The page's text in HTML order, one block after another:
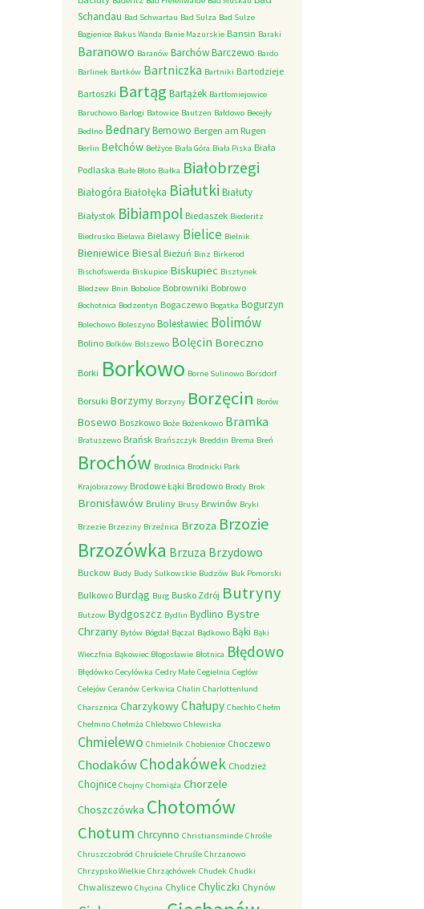
Schandau Bad Schwartau Bad Sulza Bad Sulze
Bagienice Bakus Wanda Banie Mazurskie Bansin Baraki
Baranowo Baranów BarchówBarczewo Bardo
Barlinek Bartków Bartniczka Bartniki Bartodzieje
Bartoszki Bartąg Bartążek Bartłomiejowice
Baruchowo Barłogi Batowice Bautzen Bałdowo Becejły
Bedlno BednaryBemowo Bergen am Rugen
Berlin Bełchów Bełżyce Biała Góra Biała Piska Biała
Podlaska Białe Błoto Białka Białobrzegi
Białogóra Białołęka Białutki Białuty
Białystok Bibiampol Biedaszek Biederitz
Biedrusko Bielawa Bielawy Bielice Bielnik
Bieniewice Biesal Bieżuń Binz Birkerod
Bischofswerda Biskupice Biskupiec Bisztynek
Bledzew Bnin Bobolice Bobrowniki Bobrowo
Bochotnica Bodzentyn Bogaczewo Bogatka Bogurzyn
Bolechowo Boleszyno Bolesławiec Bolimów
Bolino Bolków Bolszewo Bolęcin Boreczno
Borki Borkowo Borne Sulinowo Borsdorf
Borsuki Borzymy Borzyny Borzęcin Borów
Bosewo Boszkowo Boże Bożenkowo Bramka
Bratuszewo Brańsk Brańszczyk Breddin Brema Breń
Brochów Brodnica Brodnicki Park
Krajobrazowy Brodowe Łąki Brodowo Brody Brok
Bronisławów Bruliny Brusy Brwinów Bryki
Brzezie Brzeziny Brzeźnica Brzoza Brzozie
Brzozówka Brzuza Brzydowo
Buckow Budy Budy Sulkowskie Budzów Buk Pomorski
Bulkowo Burdąg Burg Busko Zdrój Butryny
Butzow Bydgoszcz Bydlin Bydlino Bystre
Chrzany Bytów Bógdał Bączal Bądkowo Bąki Bąki
Wieczfnia Bąkowiec Błogosławie Błotnica Błędowo
Błędówko Cecylówka Cedry Małe Cegielnia Cegłów
Celejów Ceranów Cerkwica Chalin Charlottenlund
Charsznica CharzykowyChałupy Chechło Chełm
Chełmno Chełmża Chlebowo Chlewiska
Chmielewo Chmielnik Chobienice Choczewo
ChodakówChodakówek Chodzież
Chojnice Chojny Chomiąża Chorzele
Choszczówka Chotomów
Chotum Chrcynno Christiansminde Chrośle
Chruszczobród Chruściele Chruśle Chrzanowo
Chrzypsko Wielkie Chrząchówek Chudek Chudki
Chwaliszewo Chycina Chylice Chyliczki Chynów